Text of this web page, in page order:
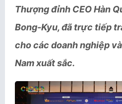
Thượng đỉnh CEO Hàn
Bong-Kyu, đã trực tiếp
cho các doanh nghiệp
Nam xuất sắc.